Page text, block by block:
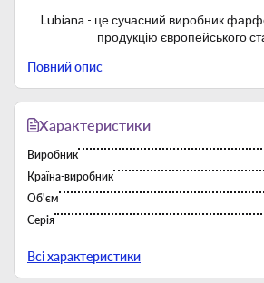
Lubiana - це сучасний виробник
продукцію європейського
Повний опис
Характеристики
Виробник
Країна-виробник
Об'єм
Серія
Всі характеристики